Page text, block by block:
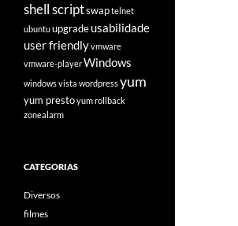
shell scriptswaptelnet
ubuntuupgradeusabilidade
user friendlyvmware
vmware-playerWindows
windows vista wordpressyum
yum prestoyum rollback
zonealarm
CATEGORIAS
Diversos
filmes